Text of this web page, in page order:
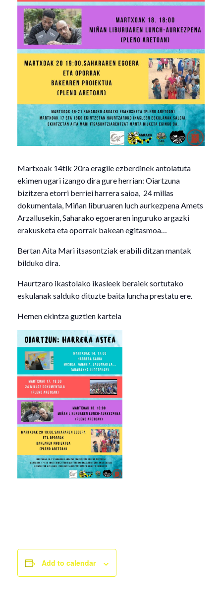
Martxoak 14tik 20ra eragile ezberdinek antolatuta
ekimen ugari izango dira gure herrian: Oiartzuna
bizitzera etorri berriei harrera saioa, 24 millas
dokumentala, Miñan liburuaren luch aurkezpena Amets
Arzallusekin, Saharako egoeraren inguruko argazki
erakusketa eta oporrak bakean egitasmoa…
Bertan Aita Mari itsasontziak erabili ditzan mantak
bilduko dira.
Haurtzaro ikastolako ikasleek beraiek sortutako
eskulanak salduko dituzte baita luncha prestatu ere.
Hemen ekintza guztien kartela
Add to calendar